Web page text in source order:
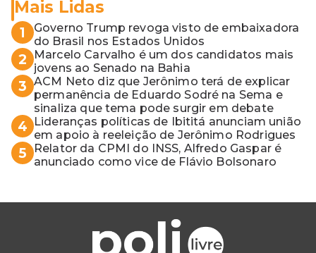
Mais Lidas
1
Governo Trump revoga visto de embaixadora
do Brasil nos Estados Unidos
2
Marcelo Carvalho é um dos candidatos mais
jovens ao Senado na Bahia
3 ACM Neto diz que Jerônimo terá de explicar
permanência de Eduardo Sodré na Sema e
sinaliza que tema pode surgir em debate
4
Lideranças políticas de Ibititá anunciam união
em apoio à reeleição de Jerônimo Rodrigues
5
Relator da CPMI do INSS, Alfredo Gaspar é
anunciado como vice de Flávio Bolsonaro